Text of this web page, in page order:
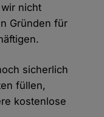
nicht
Gründen für
sicherlich
füllen,
kostenlose